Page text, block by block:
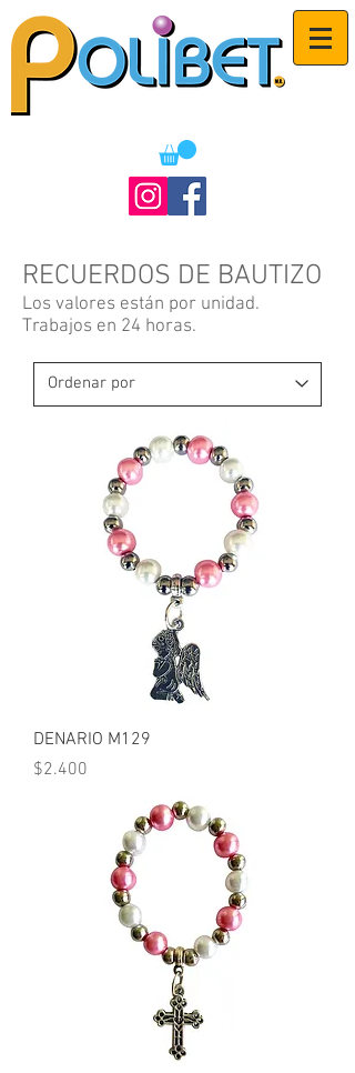
RECUERDOS DE BAUTIZO
Los valores están por unidad.
Trabajos en 24 horas.
DENARIO M129
Precio
$2.400